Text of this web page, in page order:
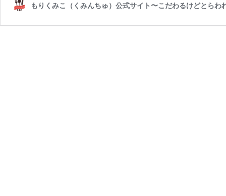
もりくみこ（くみんちゅ）公式サイト〜こだわるけどとらわ